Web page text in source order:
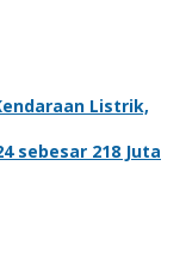
Listrik,
sebesar 218 Juta